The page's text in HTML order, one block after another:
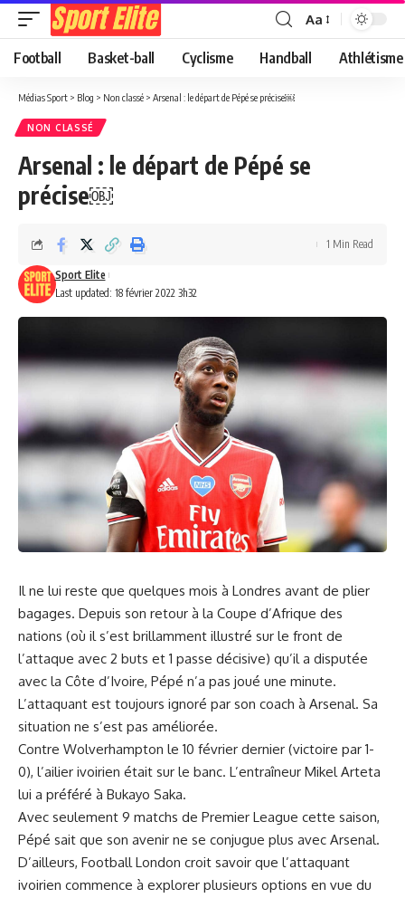
Aa
Football Basket-ball Cyclisme Handball Athlétisme
Médias Sport > Blog > Non classé > Arsenal : le départ de Pépé se précise￼
NON CLASSÉ
Arsenal : le départ de Pépé se
précise￼
Last updated: 18 février 2022 3h32
Sport Elite
1 Min Read
Il ne lui reste que quelques mois à Londres avant de plier
bagages. Depuis son retour à la Coupe d’Afrique des
nations (où il s’est brillamment illustré sur le front de
l’attaque avec 2 buts et 1 passe décisive) qu’il a disputée
avec la Côte d’Ivoire, Pépé n’a pas joué une minute.
L’attaquant est toujours ignoré par son coach à Arsenal. Sa
situation ne s’est pas améliorée.
Contre Wolverhampton le 10 février dernier (victoire par 1-
0), l’ailier ivoirien était sur le banc. L’entraîneur Mikel Arteta
lui a préféré à Bukayo Saka.
Avec seulement 9 matchs de Premier League cette saison,
Pépé sait que son avenir ne se conjugue plus avec Arsenal.
D’ailleurs, Football London croit savoir que l’attaquant
ivoirien commence à explorer plusieurs options en vue du